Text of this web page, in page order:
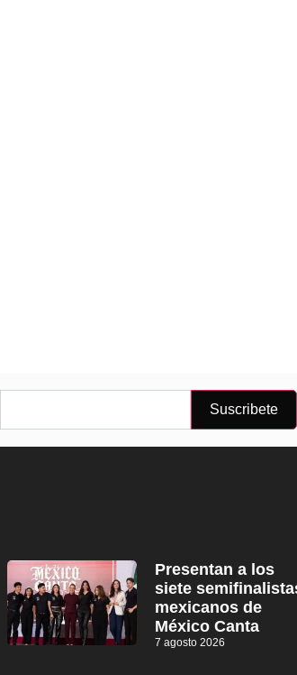
Suscribete
Presentan a los
siete
mexicanos de
México Canta
7 agosto 2026